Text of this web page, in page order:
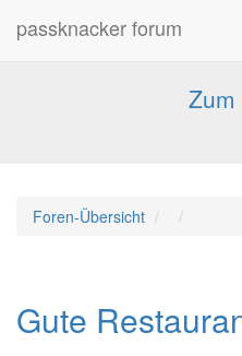
passknacker forum
Forum für alle
Foren-Übersicht
Gute